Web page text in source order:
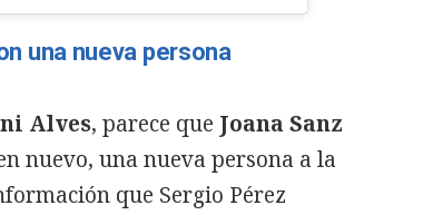
una nueva persona
Alves, parece que Joana Sanz
nuevo, una nueva persona a la
que Sergio Pérez